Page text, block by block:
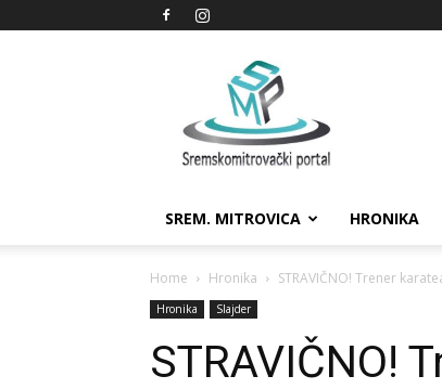
Sremskomitrovački
portal
SREM. MITROVICA HRONIKA
Home Hronika STRAVIČNO! Trener
Hronika Slajder
STRAVIČNO!